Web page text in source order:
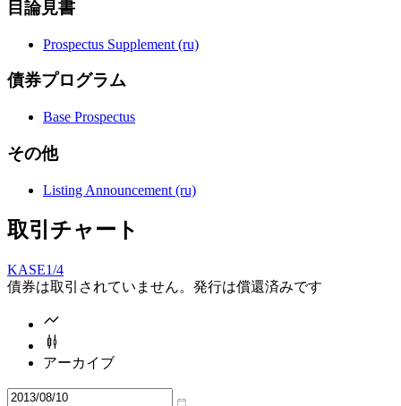
目論見書
Prospectus Supplement (ru)
債券プログラム
Base Prospectus
その他
Listing Announcement (ru)
取引チャート
KASE1/4
債券は取引されていません。発行は償還済みです
アーカイブ